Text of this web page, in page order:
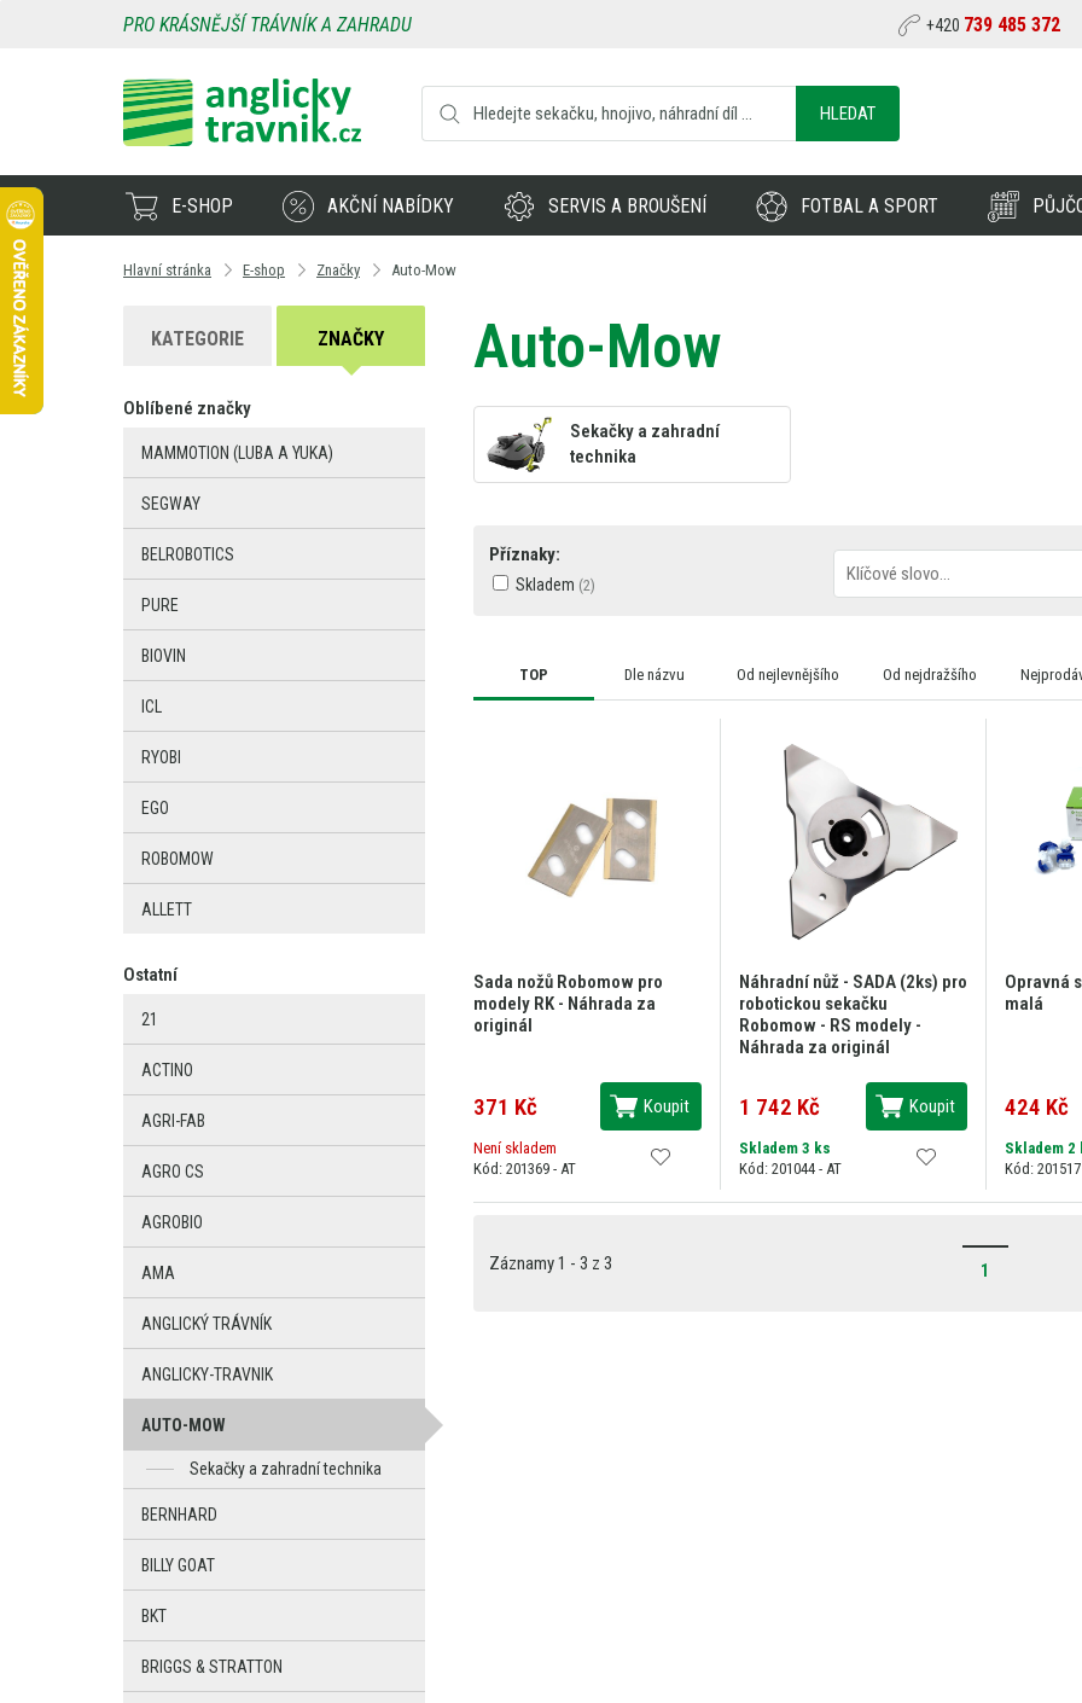
PRO KRÁSNĚJŠÍ TRÁVNÍK A ZAHRADU +420 739 485 372
HLEDAT
E-SHOP AKČNÍ NABÍDKY SERVIS A BROUŠENÍ FOTBAL A SPORT
Hlavní stránka E-shop Značky Auto-Mow
Auto-Mow
Sekačky a zahradní
technika
Příznaky:
Skladem
TOP Dle názvu Od nejlevnějšího Od nejdražšího
Sada nožů Robomow pro
modely RK - Náhrada za
originál
371 Kč Koupit
Není skladem
Kód: 201369 - AT
Náhradní nůž - SADA (2ks) pro
robotickou sekačku
Robomow - RS modely -
Náhrada za originál
1 742 Kč Koupit
Skladem 3 ks
Kód: 201044 - AT
Opravná
malá
424 Kč
Skladem 2
Kód: 201517
Záznamy 1 - 3 z 3 1
KATEGORIE ZNAČKY
Oblíbené značky
MAMMOTION (LUBA A YUKA)
SEGWAY
BELROBOTICS
PURE
BIOVIN
ICL
RYOBI
EGO
ROBOMOW
ALLETT
Ostatní
21
ACTINO
AGRI-FAB
AGRO CS
AGROBIO
AMA
ANGLICKÝ TRÁVNÍK
ANGLICKY-TRAVNIK
AUTO-MOW
Sekačky a zahradní technika
BERNHARD
BILLY GOAT
BKT
BRIGGS & STRATTON